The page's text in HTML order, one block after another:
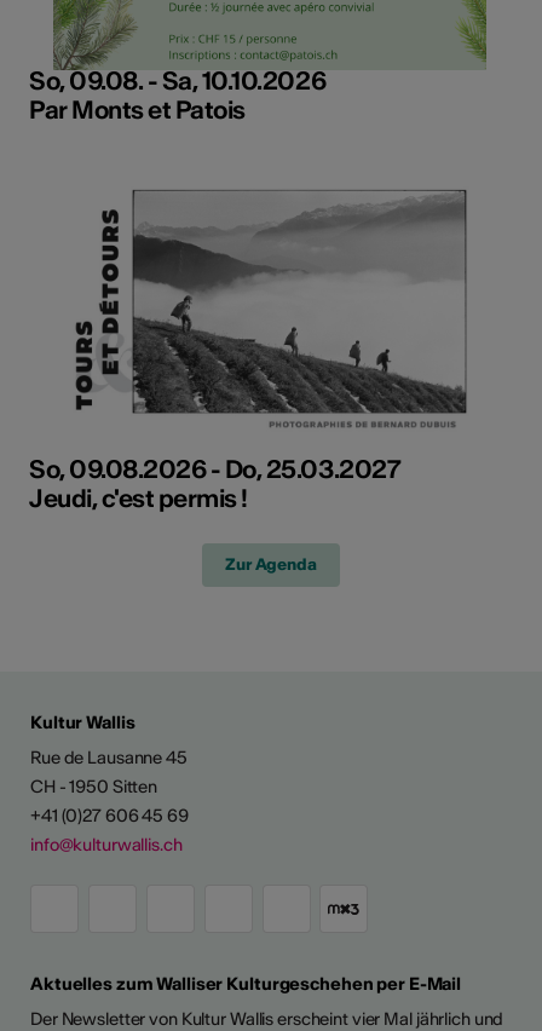
So, 09.08. - Sa, 10.10.2026
Par Monts et Patois
So, 09.08.2026 - Do, 25.03.2027
Jeudi, c'est permis !
Zur Agenda
Kultur Wallis
Rue de Lausanne 45
CH - 1950 Sitten
+41 (0)27 606 45 69
info@kulturwallis.ch
Aktuelles zum Walliser Kulturgeschehen per E-Mail
Der Newsletter von Kultur Wallis erscheint vier Mal jährlich und